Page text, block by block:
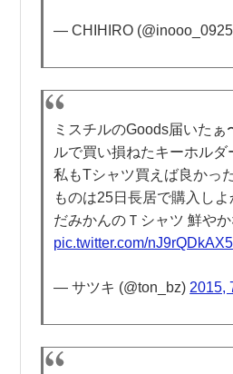
— CHIHIRO
ミスチルのGoods届いた
ルで買い損ねたキーホルダ
私もTシャツ買えば良かっ
ものは25日長居で購入し
だみかんのＴシャツ 鮮やか
pic.twitter.com/nJ9rQDkAX5
— サツキ (@ton_bz) 2015,